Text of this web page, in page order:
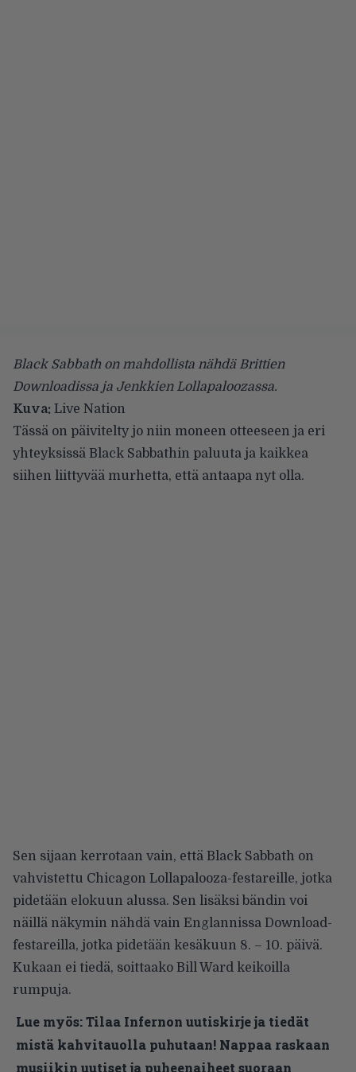
Black Sabbath on mahdollista nähdä Brittien
Downloadissa ja Jenkkien Lollapaloozassa.
Kuva: Live Nation
Tässä on päivitelty jo niin moneen otteeseen ja eri
yhteyksissä Black Sabbathin paluuta ja kaikkea
siihen liittyvää murhetta, että antaapa nyt olla.
Sen sijaan kerrotaan vain, että Black Sabbath on
vahvistettu Chicagon Lollapalooza-festareille, jotka
pidetään elokuun alussa. Sen lisäksi bändin voi
näillä näkymin nähdä vain Englannissa Download-
festareilla, jotka pidetään kesäkuun 8. – 10. päivä.
Kukaan ei tiedä, soittaako Bill Ward keikoilla
rumpuja.
Lue myös:Tilaa Infernon uutiskirje ja tiedät
mistä kahvitauolla puhutaan! Nappaa raskaan
musiikin uutiset ja puheenaiheet suoraan